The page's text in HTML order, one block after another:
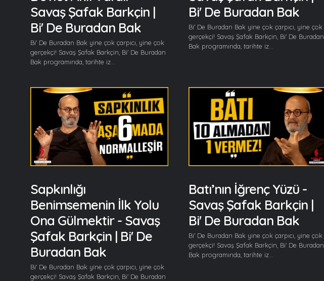
Savaş Şafak Barkçin |
Bi' De Buradan Bak
Bi' De Buradan Bak yine çok çarpıcı, yine çok
gerçekçi! Savaş Şafak Barkçin, Bi' De Buradan
Bak programında, tarihte iz...
Bi' De Buradan Bak
Bi' De Buradan Bak yine çok çarpıcı, yine çok
gerçekçi! Savaş Şafak Barkçin, Bi' De Buradan
Bak programında, tarihte iz...
Sapkınlığı
Benimsemenin İlk Yolu
Ona Gülmektir - Savaş
Şafak Barkçin | Bi' De
Buradan Bak
Bi' De Buradan Bak yine çok çarpıcı, yine çok
gerçekçi! Savaş Şafak Barkçin, Bi' De Buradan
Batı’nın İğrenç Yüzü -
Savaş Şafak Barkçin |
Bi' De Buradan Bak
Bi' De Buradan Bak yine çok çarpıcı, yine çok
gerçekçi! Savaş Şafak Barkçin, Bi' De Buradan
Bak programında, tarihte iz...